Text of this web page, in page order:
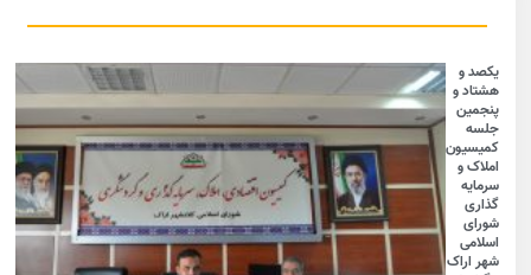
یکصد و
هشتاد و
پنجمین
جلسه
کمیسیون
املاک و
سرمایه
گذاری
شورای
اسلامی
شهر اراک